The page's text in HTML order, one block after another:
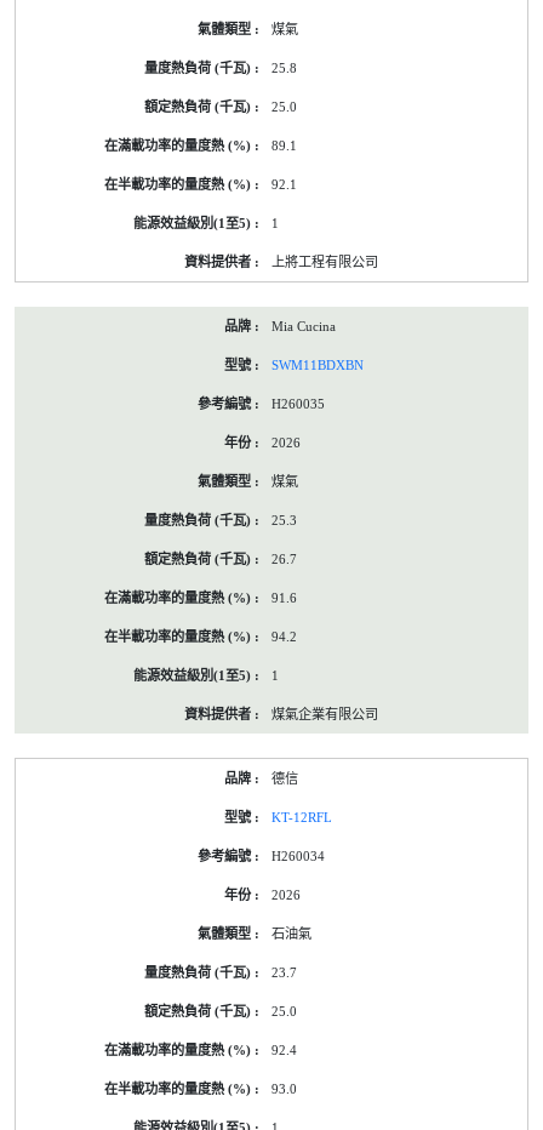
煤氣
25.8
25.0
89.1
92.1
1
上將工程有限公司
Mia Cucina
SWM11BDXBN
H260035
2026
煤氣
25.3
26.7
91.6
94.2
1
煤氣企業有限公司
德信
KT-12RFL
H260034
2026
石油氣
23.7
25.0
92.4
93.0